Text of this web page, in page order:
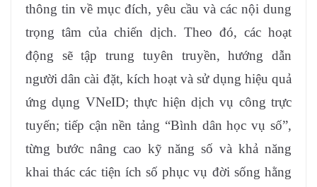
thông tin về mục đích, yêu cầu và các nội dung
trọng tâm của chiến dịch. Theo đó, các hoạt
động sẽ tập trung tuyên truyền, hướng dẫn
người dân cài đặt, kích hoạt và sử dụng hiệu quả
ứng dụng VNeID; thực hiện dịch vụ công trực
tuyến; tiếp cận nền tảng “Bình dân học vụ số”,
từng bước nâng cao kỹ năng số và khả năng
khai thác các tiện ích số phục vụ đời sống hằng